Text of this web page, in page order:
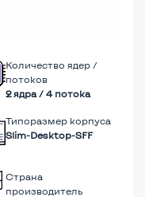
Количество ядер /
потоков
2 ядра / 4 потока
Типоразмер корпуса
Slim-Desktop-SFF
Страна
производитель